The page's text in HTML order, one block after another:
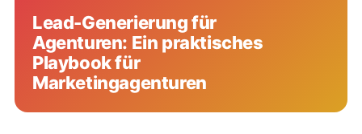
Lead-Generierung für
Agenturen: Ein praktisches
Playbook für
Marketingagenturen